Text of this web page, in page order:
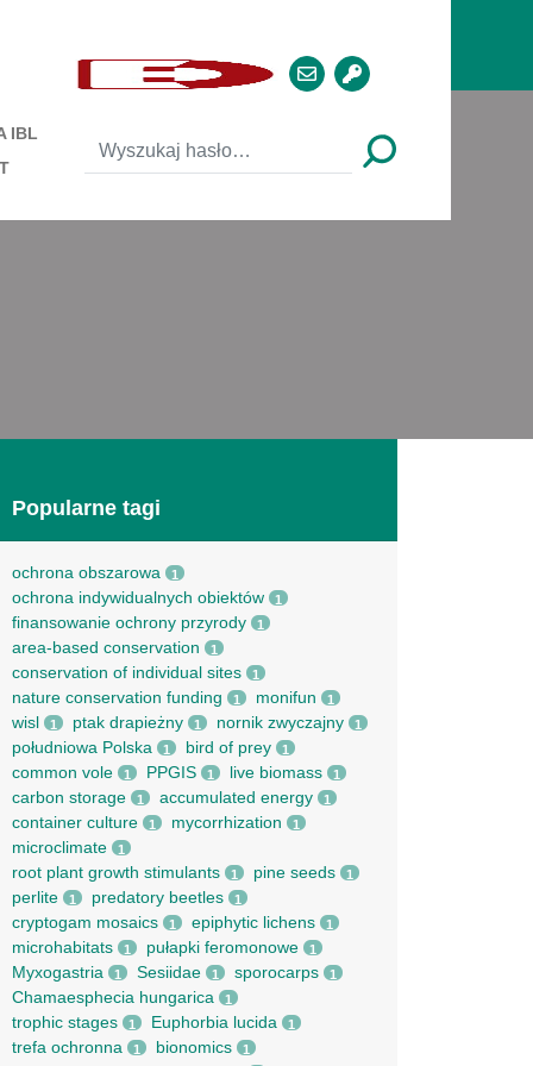
IBL
Popularne tagi
ochrona obszarowa 1
ochrona indywidualnych obiektów 1
finansowanie ochrony przyrody 1
area-based conservation 1
conservation of individual sites 1
nature conservation funding 1 monifun 1
wisl 1 ptak drapieżny 1 nornik zwyczajny 1
południowa Polska 1 bird of prey 1
common vole 1 PPGIS 1 live biomass 1
carbon storage 1 accumulated energy 1
container culture 1 mycorrhization 1
microclimate 1
root рlant growth stimulants 1 pine seeds 1
perlite 1 predatory beetles 1
cryptogam mosaics 1 epiphytic lichens 1
microhabitats 1 pułapki feromonowe 1
Myxogastria 1 Sesiidae 1 sporocarps 1
Chamaesphecia hungarica 1
trophic stages 1 Euphorbia lucida 1
trefa ochronna 1 bionomics 1